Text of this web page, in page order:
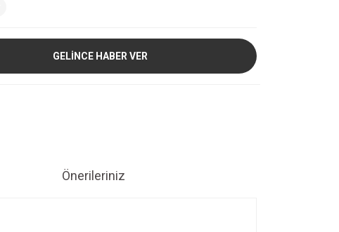
GELİNCE HABER VER
Önerileriniz